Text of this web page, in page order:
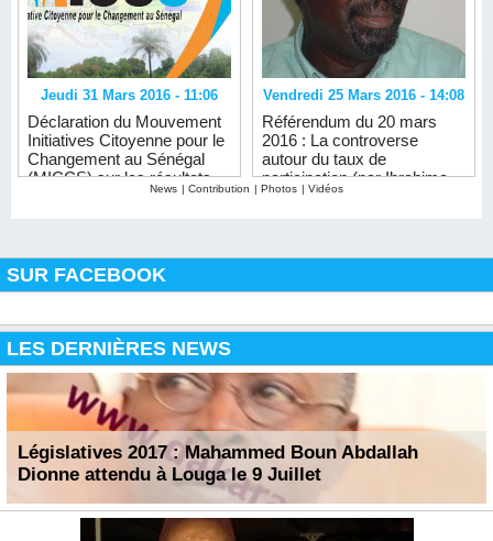
Jeudi 31 Mars 2016 - 11:06
Déclaration du Mouvement
Initiatives Citoyenne pour le
Changement au Sénégal
(MICCS) sur les résultats
du scrutin référendaire du
Vendredi 25 Mars 2016 - 14:08
Référendum du 20 mars
2016 : La controverse
autour du taux de
participation (par Ibrahima
SENE)
News | Contribution | Photos | Vidéos
SUR FACEBOOK
LES DERNIÈRES NEWS
Législatives 2017 : Mahammed Boun Abdallah
Dionne attendu à Louga le 9 Juillet